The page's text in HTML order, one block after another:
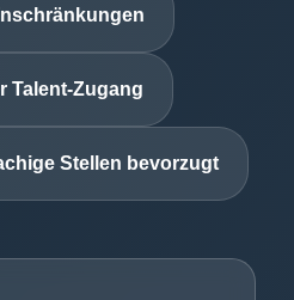
Talent-Zugang
Stellen bevorzugt